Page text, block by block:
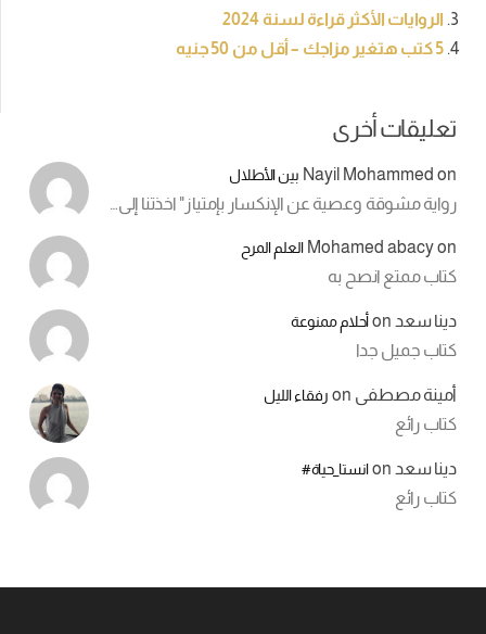
الروايات الأكثر قراءة لسنة 2024
5 كتب هتغير مزاجك – أقل من 50 جنيه
تعليقات أخرى
Nayil Mohammed on بين الأطلال
رواية مشوقة وعصية عن الإنكسار بإمتياز" اخذتنا إلى…
Mohamed abacyon العلم المرح
كتاب ممتع انصح به
دينا سعد onأحلام ممنوعة
كتاب جميل جدا
أمينة مصطفى on رفقاء الليل
كتاب رائع
دينا سعد onانستا_حياة#
كتاب رائع